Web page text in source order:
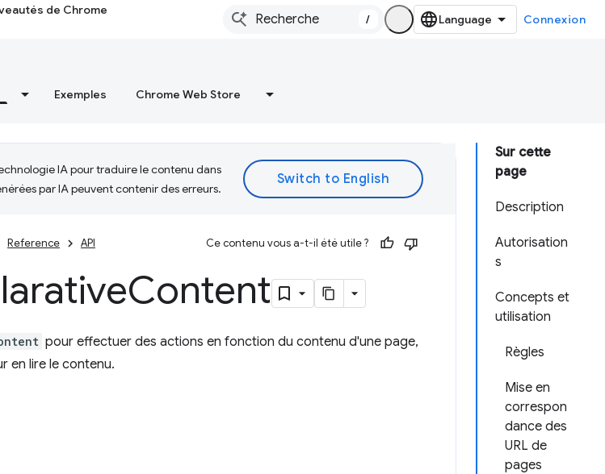
de Chrome
/ Connexion
Exemples Chrome Web Store
Sur cette
page
Description
Autorisation
s
Concepts et
utilisation
Règles
Mise en
correspon
dance des
URL de
pages
IA pour traduire le contenu dans
par IA peuvent contenir des erreurs.
Reference API Ce contenu vous a-t-il été utile ?
Content
pour effectuer des actions en fonction du contenu d'une page,
en lire le contenu.